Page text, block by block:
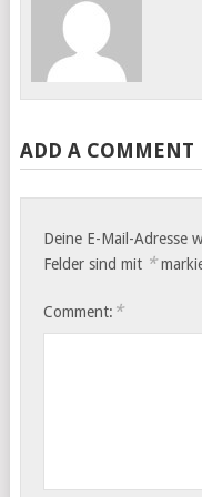
ADD A COMMENT
Deine E-Mail-Adresse
Felder sind mit *
Comment: *